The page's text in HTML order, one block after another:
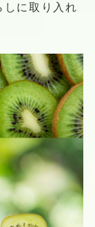
しに取り入れ